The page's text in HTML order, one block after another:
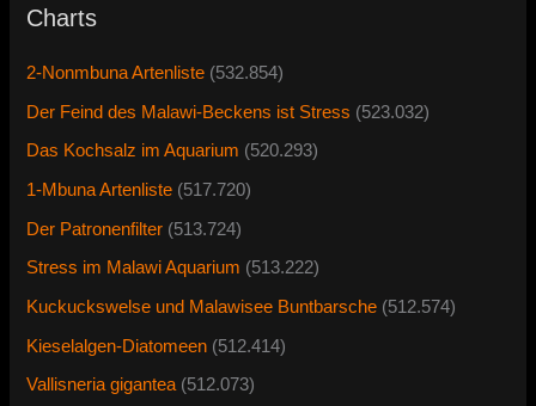
Charts
2-Nonmbuna Artenliste (532.854)
Der Feind des Malawi-Beckens ist Stress (523.032)
Das Kochsalz im Aquarium (520.293)
1-Mbuna Artenliste (517.720)
Der Patronenfilter (513.724)
Stress im Malawi Aquarium (513.222)
Kuckuckswelse und Malawisee Buntbarsche (512.574)
Kieselalgen-Diatomeen (512.414)
Vallisneria gigantea (512.073)